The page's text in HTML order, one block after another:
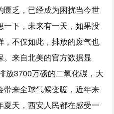
乏，已经成为困扰当今世
下，未来有一天，如果没
不仅如此，排放的废气也
来自北美的官方数据显
放3700万磅的二氧化碳，大
来全球气候变暖，近年来
天，西安人民都在感受一